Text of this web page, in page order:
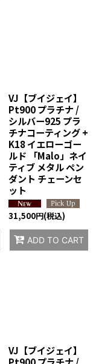
VJ【ブイジェイ】
Pt900 プラチナ /
シルバー925 プラ
チナコーティング +
K18 イエローゴー
ルド 「Malo」ネイ
ティブ メタル ペン
ダント チェーンセ
ット
31,500円(税込)
ADD TO CART
VJ【ブイジェイ】
Pt900 プラチナ /